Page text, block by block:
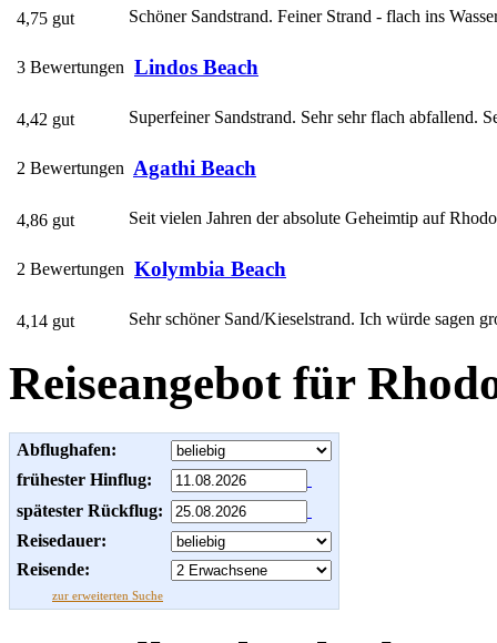
Schöner Sandstrand. Feiner Strand - flach ins
4,75 gut
3 Bewertungen Lindos Beach
Superfeiner Sandstrand. Sehr sehr flach abfallend.
4,42 gut
2 Bewertungen Agathi Beach
Seit vielen Jahren der absolute Geheimtip auf
4,86 gut
2 Bewertungen Kolymbia Beach
Sehr schöner Sand/Kieselstrand. Ich würde sagen
4,14 gut
Reiseangebot für
Abflughafen:
frühester Hinflug:
spätester Rückflug:
Reisedauer:
Reisende:
zur erweiterten Suche